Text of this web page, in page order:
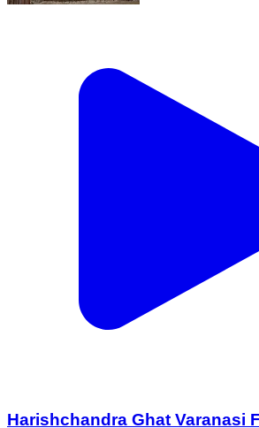
Harishchandra Ghat Varanasi